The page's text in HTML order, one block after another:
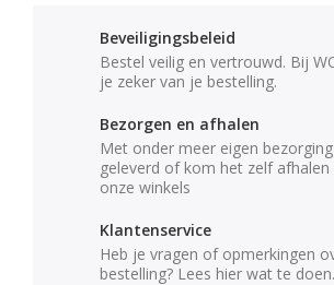
Beveiligingsbeleid
Bestel veilig en vertrouwd. Bij
je zeker van je bestelling.
Bezorgen en afhalen
Met onder meer eigen
geleverd of kom het zelf afhalen
onze winkels
Klantenservice
Heb je vragen of opmerkingen
bestelling? Lees hier wat te doen.